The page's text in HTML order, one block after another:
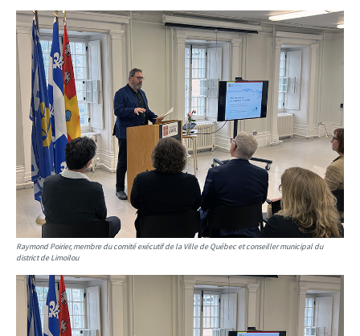
Raymond Poirier, membre du comité exécutif de la Ville de Québec et conseiller municipal du
district de Limoilou